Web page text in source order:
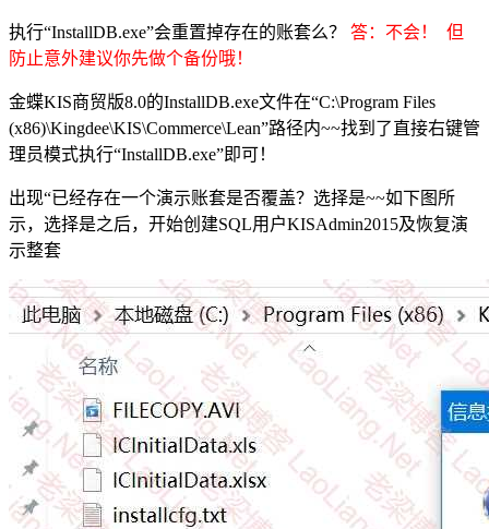
执行“InstallDB.exe”会重置掉存在的账套么？ 答：不会！ 但
防止意外建议你先做个备份哦！
金蝶KIS商贸版8.0的InstallDB.exe文件在“C:\Program Files
(x86)\Kingdee\KIS\Commerce\Lean”路径内~~找到了直接右键管
理员模式执行“InstallDB.exe”即可！
出现“已经存在一个演示账套是否覆盖？选择是~~如下图所
示，选择是之后，开始创建SQL用户KISAdmin2015及恢复演
示整套